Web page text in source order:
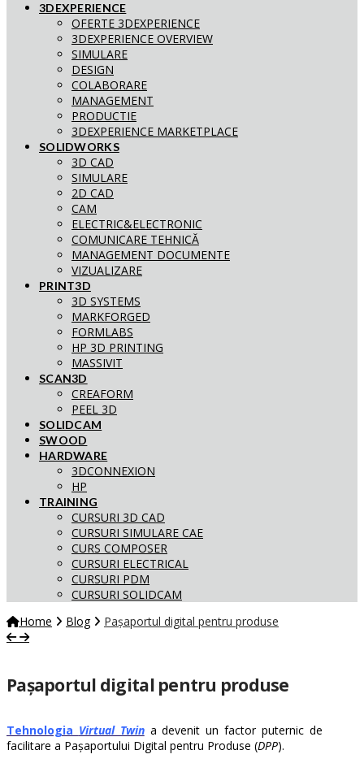
3DEXPERIENCE
OFERTE 3DEXPERIENCE
3DEXPERIENCE OVERVIEW
SIMULARE
DESIGN
COLABORARE
MANAGEMENT
PRODUCTIE
3DEXPERIENCE MARKETPLACE
SOLIDWORKS
3D CAD
SIMULARE
2D CAD
CAM
ELECTRIC&ELECTRONIC
COMUNICARE TEHNICĂ
MANAGEMENT DOCUMENTE
VIZUALIZARE
PRINT3D
3D SYSTEMS
MARKFORGED
FORMLABS
HP 3D PRINTING
MASSIVIT
SCAN3D
CREAFORM
PEEL 3D
SOLIDCAM
SWOOD
HARDWARE
3DCONNEXION
HP
TRAINING
CURSURI 3D CAD
CURSURI SIMULARE CAE
CURS COMPOSER
CURSURI ELECTRICAL
CURSURI PDM
CURSURI SOLIDCAM
Home
Blog Pașaportul digital pentru produse
Pașaportul digital pentru produse
Tehnologia Virtual Twina devenit un factor puternic de
facilitare a Pașaportului Digital pentru Produse (DPP).